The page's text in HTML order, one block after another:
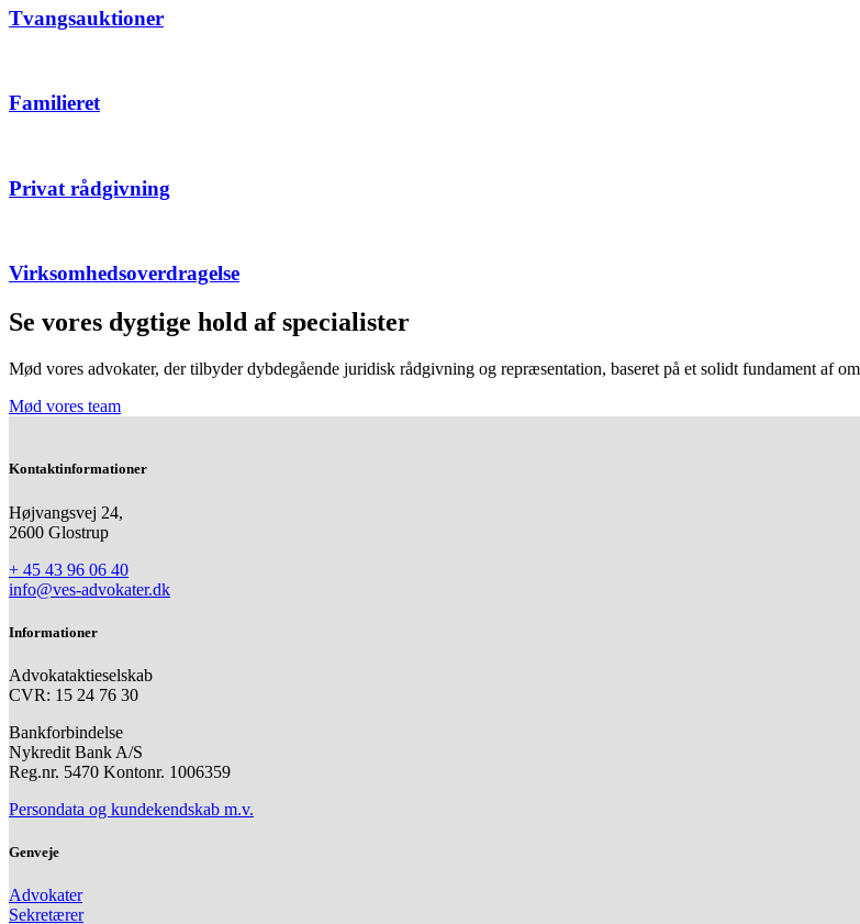
Tvangsauktioner
Familieret
Privat rådgivning
Virksomhedsoverdragelse
Se vores dygtige hold af specialister
Mød vores advokater, der tilbyder dybdegående juridisk rådgivning og repræsentation, baseret på et solidt fundament af
Mød vores team
Kontaktinformationer
Højvangsvej 24,
2600 Glostrup
+ 45 43 96 06 40
info@ves-advokater.dk
Informationer
Advokataktieselskab
CVR: 15 24 76 30
Bankforbindelse
Nykredit Bank A/S
Reg.nr. 5470 Kontonr. 1006359
Persondata og kundekendskab m.v.
Genveje
Advokater
Sekretærer